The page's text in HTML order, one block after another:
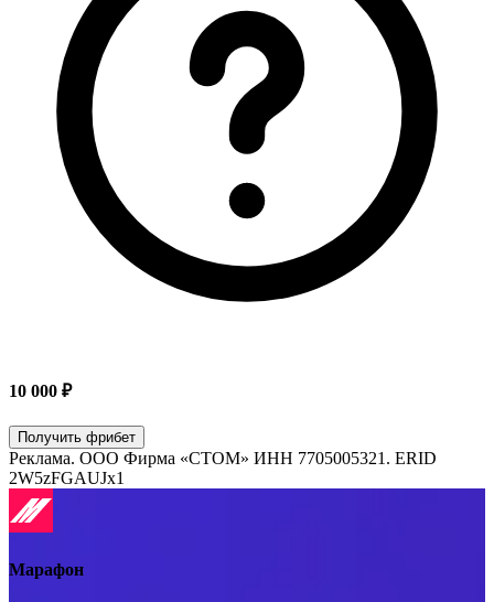
10 000 ₽
Получить фрибет
Реклама. ООО Фирма «СТОМ» ИНН 7705005321 . ERID
2W5zFGAUJx1
Марафон